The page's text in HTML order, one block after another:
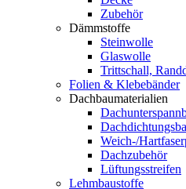
Zubehör
Dämmstoffe
Steinwolle
Glaswolle
Trittschall,
Folien & Klebebänder
Dachbaumaterialien
Weich-/
Dachzubehör
Lüftungsstreifen
Lehmbaustoffe